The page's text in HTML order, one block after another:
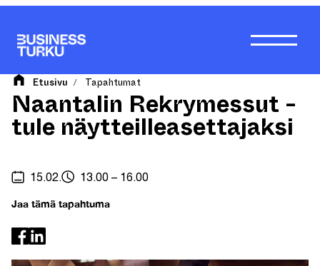
Etusivu / Tapahtumat
Naantalin Rekrymessut -
tule näytteilleasettajaksi
15.02. 13.00 – 16.00
Jaa tämä tapahtuma